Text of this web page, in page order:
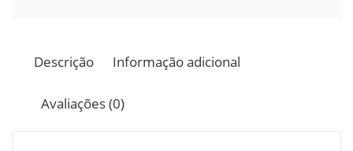
Descrição Informação adicional
Avaliações (0)